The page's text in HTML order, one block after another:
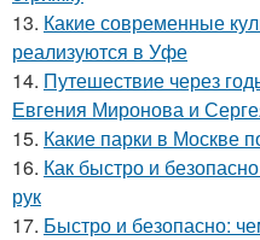
13. Какие современные
реализуются в Уфе
14. Путешествие через
Евгения Миронова и
15. Какие парки в Москве
16. Как быстро и
рук
17. Быстро и безопасно: